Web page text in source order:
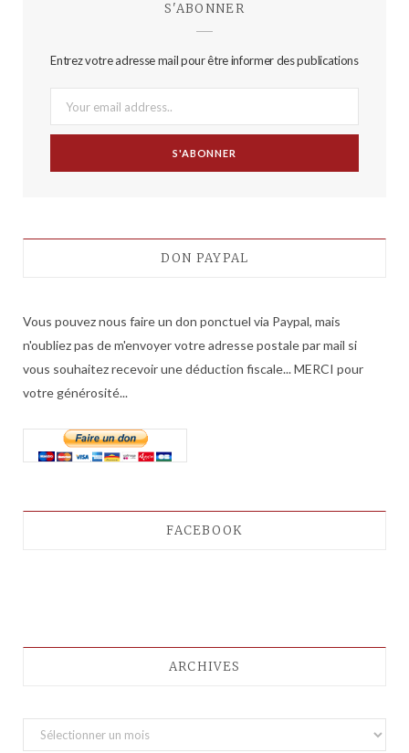
S'ABONNER
Entrez votre adresse mail pour être informer des publications
DON PAYPAL
Vous pouvez nous faire un don ponctuel via Paypal, mais
n'oubliez pas de m'envoyer votre adresse postale par mail si
vous souhaitez recevoir une déduction fiscale... MERCI pour
votre générosité...
FACEBOOK
ARCHIVES